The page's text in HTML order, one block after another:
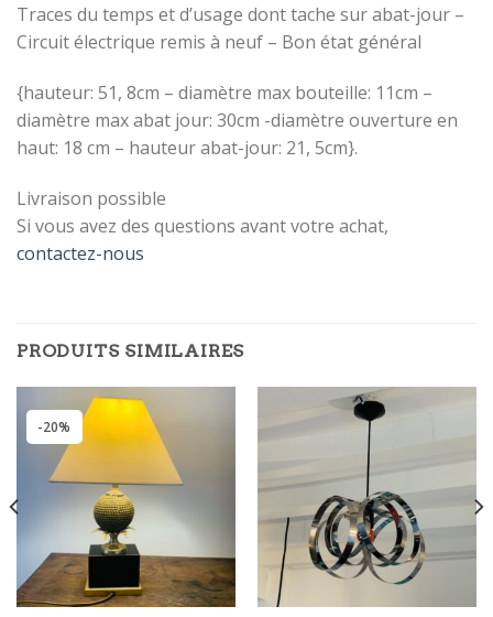
INSCRIVEZ-VOUS
À LA
Traces du temps et d’usage dont tache sur abat-jour –
Circuit électrique remis à neuf – Bon état général
{hauteur: 51, 8cm – diamètre max bouteille: 11cm –
diamètre max abat jour: 30cm -diamètre ouverture en
haut: 18 cm – hauteur abat-jour: 21, 5cm}.
Livraison possible
Si vous avez des questions avant votre achat,
contactez-nous
PRODUITS SIMILAIRES
-20%